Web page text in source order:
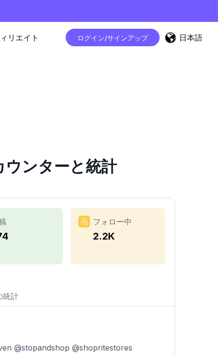
リエイト ログイン/サインアップ 日本語
ンターと統計
フォロー中
2.2K
統計
@stopandshop @shopritestores